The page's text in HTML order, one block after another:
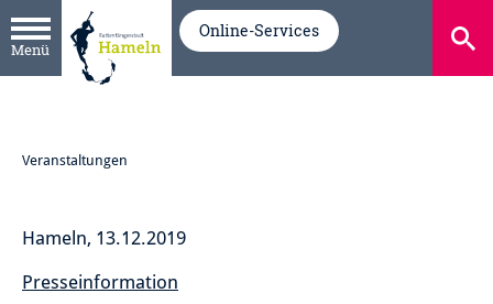
Menü
Online-Services
Veranstaltungen
Hameln, 13.12.2019
Presseinformation